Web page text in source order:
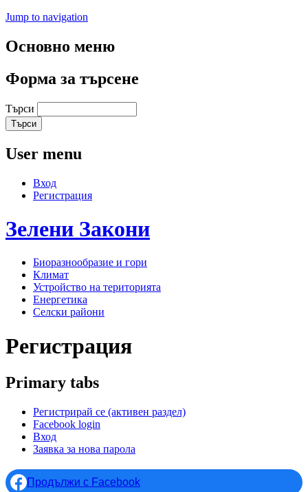
Jump to navigation
Основно меню
Форма за търсене
Търси
User menu
Вход
Регистрация
Зелени Закони
Биоразнообразие и гори
Климат
Устройство на територията
Енергетика
Селски райони
Регистрация
Primary tabs
Регистрирай се (активен раздел)
Facebook login
Вход
Заявка за нова парола
Продължи с Facebook